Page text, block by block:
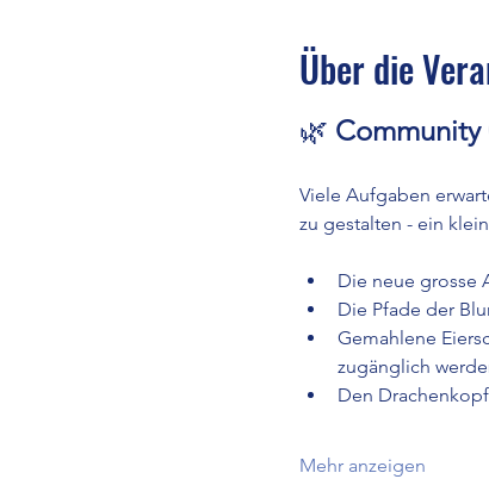
Über die
🌿 Community
Viele Aufgaben
zu gestalten - ein
Die neue grosse
Die Pfade der
Gemahlene
zugänglich
Den
Mehr anzeigen